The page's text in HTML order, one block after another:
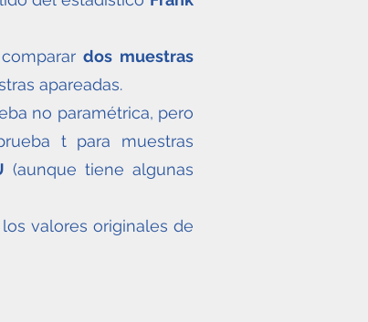
dos muestras
apareadas.
no paramétrica, pero
t para muestras
(aunque tiene algunas
valores originales de